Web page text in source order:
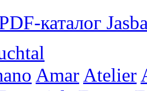
каталог
Amar Atelier